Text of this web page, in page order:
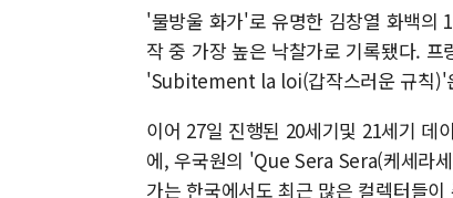
'물방울 화가'로 유명한 김창열 화백의
작 중 가장 높은 낙찰가로 기록됐다.
'Subitement la loi(갑작스러운 규칙)'
이어 27일 진행된 20세기및 21세기
에, 우국원의 'Que Sera Sera(케세라
가는 한국에서도 최근 많은 컬렉터들